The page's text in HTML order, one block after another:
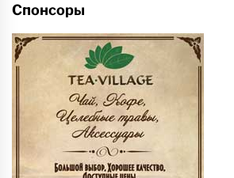
Спонсоры